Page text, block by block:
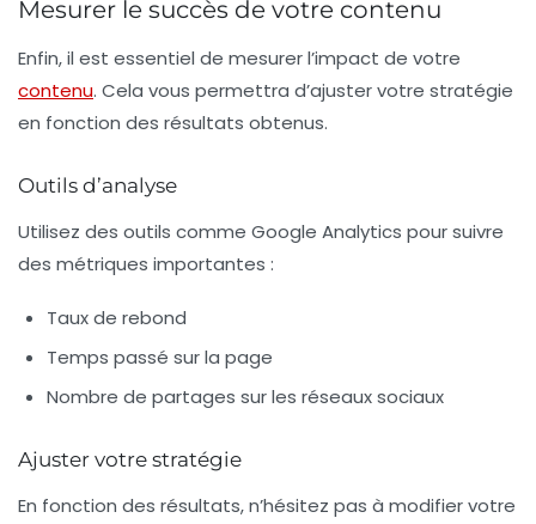
Mesurer le succès de votre contenu
Enfin, il est essentiel de mesurer l’impact de votre
contenu. Cela vous permettra d’ajuster votre stratégie
en fonction des résultats obtenus.
Outils d’analyse
Utilisez des outils comme Google Analytics pour suivre
des métriques importantes :
Taux de rebond
Temps passé sur la page
Nombre de partages sur les réseaux sociaux
Ajuster votre stratégie
En fonction des résultats, n’hésitez pas à modifier votre